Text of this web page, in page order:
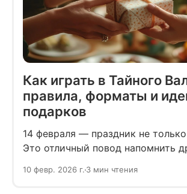
Как играть в Тайного
правила, форматы и
подарков
14 февраля — праздник не
Это отличный повод напомнить
Разбираемся, как в этом поможет
10 февр. 2026 г. 3 мин чтения